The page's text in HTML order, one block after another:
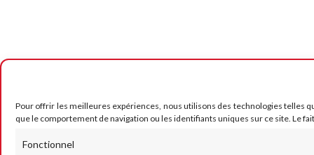
Pour offrir les meilleures expériences, nous utilisons des technologies telles
que le comportement de navigation ou les identifiants uniques sur ce site. Le
Fonctionnel